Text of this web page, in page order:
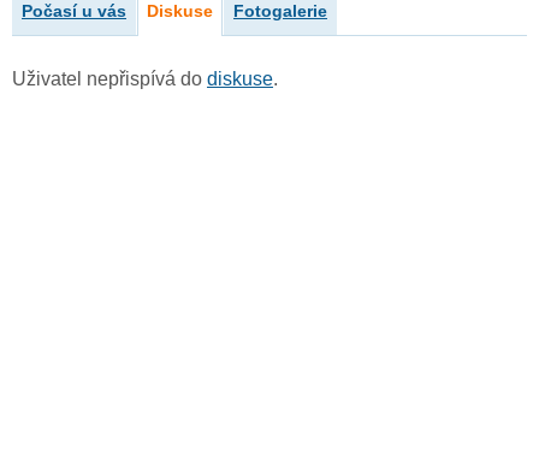
Počasí u vás Diskuse Fotogalerie
Uživatel nepřispívá do diskuse.